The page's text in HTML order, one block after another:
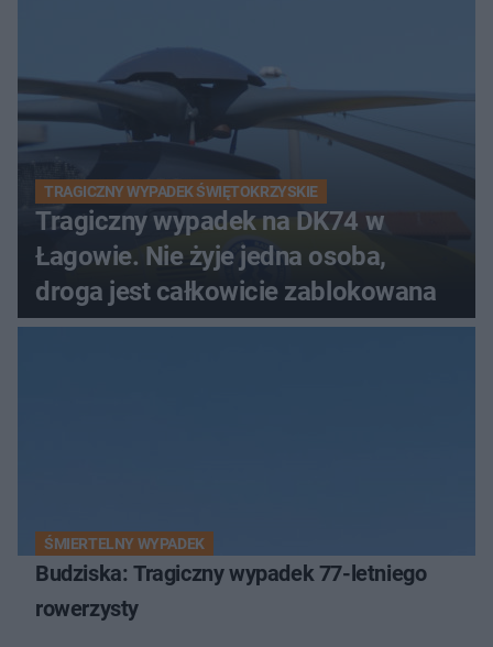
TRAGICZNY WYPADEK ŚWIĘTOKRZYSKIE
Tragiczny wypadek na DK74 w
Łagowie. Nie żyje jedna osoba,
droga jest całkowicie zablokowana
ŚMIERTELNY WYPADEK
Budziska: Tragiczny wypadek 77-letniego
rowerzysty